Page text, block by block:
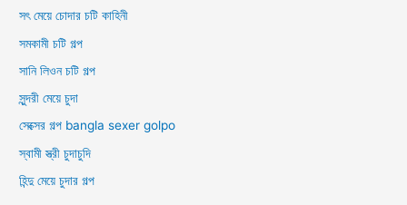
সৎ মেয়ে চোদার চটি কাহিনী
সমকামী চটি গল্প
সানি লিওন চটি গল্প
সুন্দরী মেয়ে চুদা
সেক্সের গল্প bangla sexer golpo
স্বামী স্ত্রী চুদাচুদি
হিন্দু মেয়ে চুদার গল্প